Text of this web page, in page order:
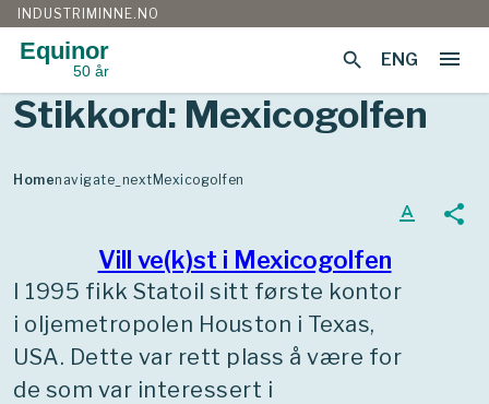
Gå
til
menu
INDUSTRIMINNE.NO
Equinor
50 år search ENG
Stikkord: Mexicogolfen
Homenavigate_next Mexicogolfen
Vill ve(k)st i Mexicogolfen
text_format share
I 1995 fikk Statoil sitt første kontor
i oljemetropolen Houston i Texas,
USA. Dette var rett plass å være for
de som var interessert i